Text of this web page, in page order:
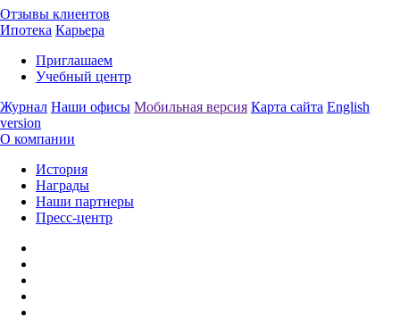
Отзывы клиентов
Ипотека Карьера
Приглашаем
Учебный центр
Журнал Наши офисы Мобильная версия Карта сайта English
version
О компании
История
Награды
Наши партнеры
Пресс-центр